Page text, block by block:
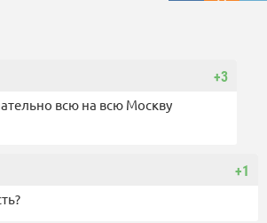
+3
всю на всю Москву
+1